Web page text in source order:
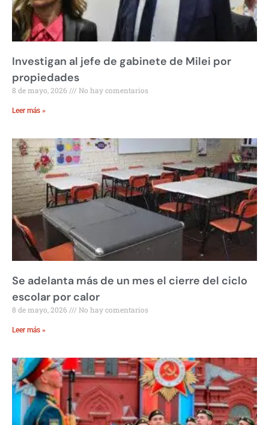
Investigan al jefe de gabinete de Milei por
propiedades
8 de mayo, 2026 No hay comentarios
Leer más »
Se adelanta más de un mes el cierre del ciclo
escolar por calor
8 de mayo, 2026 No hay comentarios
Leer más »